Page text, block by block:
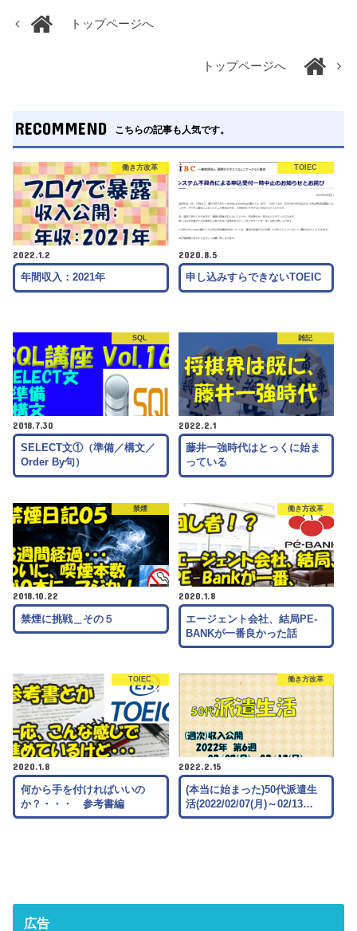
トップページへ
トップページへ
RECOMMEND こちらの記事も人気です。
働き方改革
2022.1.2
年間収入：2021年
TOIEC
2020.8.5
申し込みすらできないTOEIC
SQL
2018.7.30
SELECT文①（準備／構文／
Order By句）
雑記
2022.2.1
藤井一強時代はとっくに始ま
っている
禁煙
2018.10.22
禁煙に挑戦＿その５
働き方改革
2020.1.8
エージェント会社、結局PE-
BANKが一番良かった話
TOIEC
2020.1.8
何から手を付ければいいの
か？・・・ 参考書編
働き方改革
2022.2.15
(本当に始まった)50代派遣生
活(2022/02/07(月)～02/13…
広告